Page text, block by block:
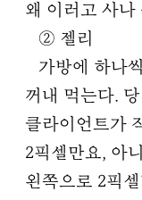
왜 이러고 사나
② 젤리
가방에 하나
꺼내 먹는다.
클라이언트가
2픽셀만요, 아
왼쪽으로 2픽